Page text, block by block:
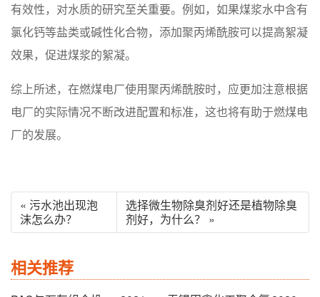
有效性，对水质的研究至关重要。例如，如果煤浆水中含有
氯化钙等盐类或碱性化合物，添加聚丙烯酰胺可以提高絮凝
效果，促进煤浆的絮凝。
综上所述，在燃煤电厂使用聚丙烯酰胺时，应更加注意根据
电厂的实际情况不断改进配置和标准，这也将有助于燃煤电
厂的发展。
« 污水池出现泡
沫怎么办？
选择微生物除臭剂好还是植物除臭
剂好，为什么？ »
相关推荐